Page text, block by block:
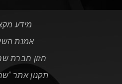
מידע
אמנת
חזון חברת
תקנון אתר